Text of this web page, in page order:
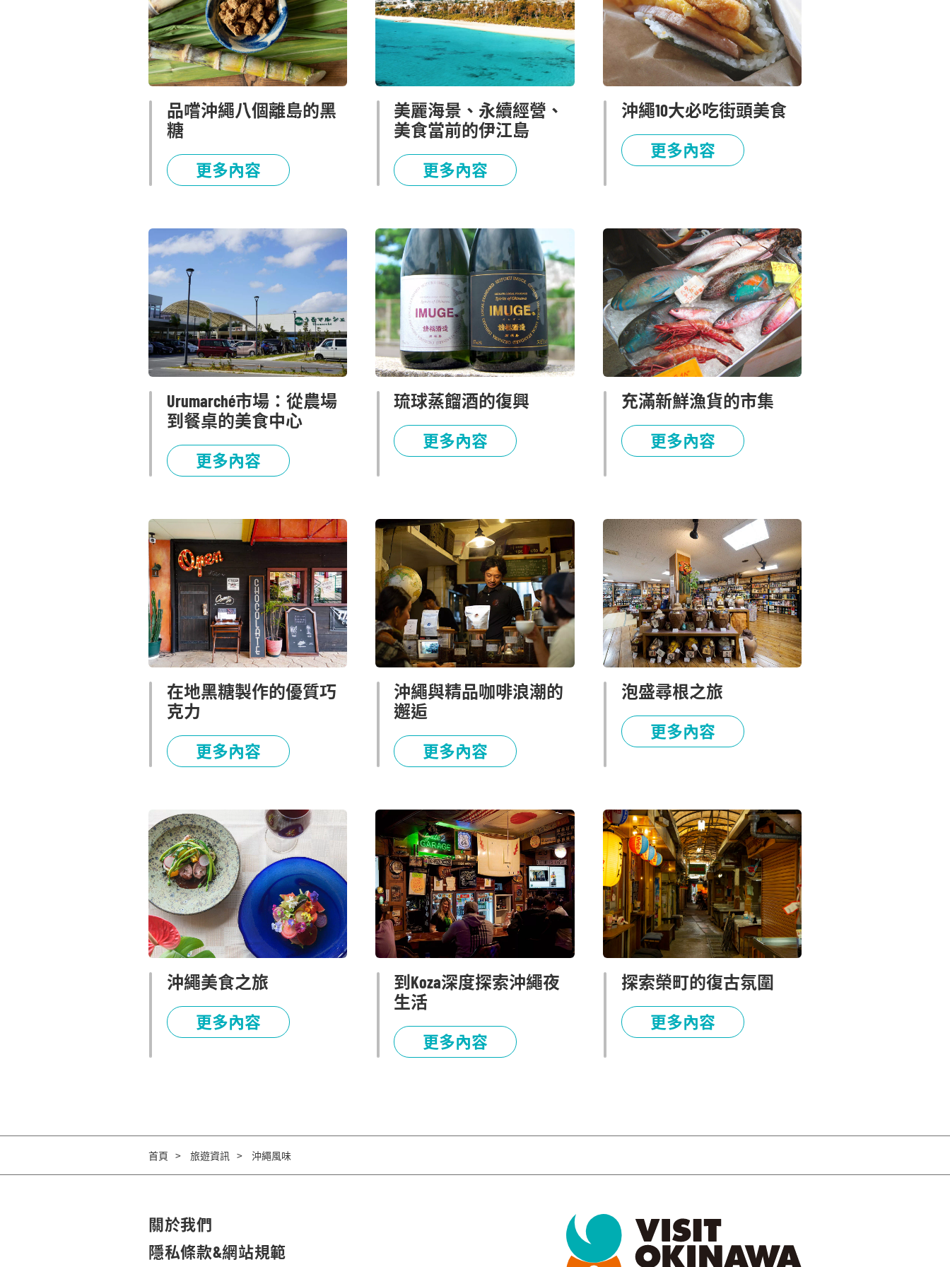
品嚐沖繩八個離島的黑
糖
更多內容
美麗海景、永續經營、
美食當前的伊江島
更多內容
沖繩10大必吃街頭美食
更多內容
Urumarché市場：從農場
到餐桌的美食中心
更多內容
琉球蒸餾酒的復興
更多內容
充滿新鮮漁貨的市集
更多內容
在地黑糖製作的優質巧
克力
更多內容
沖繩與精品咖啡浪潮的
邂逅
更多內容
泡盛尋根之旅
更多內容
沖繩美食之旅
更多內容
到Koza深度探索沖繩夜
生活
更多內容
探索榮町的復古氛圍
更多內容
首頁 旅遊資訊 沖繩風味
關於我們
隱私條款&網站規範